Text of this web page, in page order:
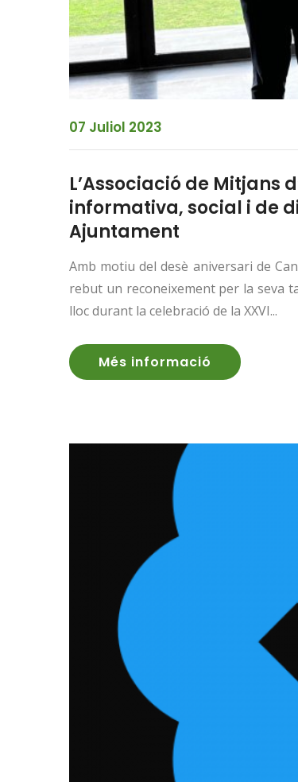
07 Juliol 2023
L’Associació de Mitjans
informativa, social i de
Ajuntament
Amb motiu del desè aniversari de
rebut un reconeixement per la seva
lloc durant la celebració de la XXVI...
Més informació